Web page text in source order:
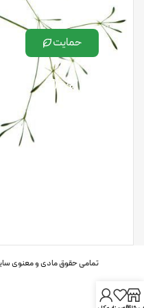
حمایت
تمامی حقوق مادی و معنوی